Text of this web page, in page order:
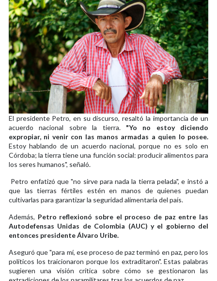
El presidente Petro, en su discurso, resaltó la importancia de un
acuerdo nacional sobre la tierra. "Yo no estoy diciendo
expropiar, ni venir con las manos armadas a quien lo posee.
Estoy hablando de un acuerdo nacional, porque no es solo en
Córdoba; la tierra tiene una función social: producir alimentos para
los seres humanos", señaló.
Petro enfatizó que "no sirve para nada la tierra pelada", e instó a
que las tierras fértiles estén en manos de quienes puedan
cultivarlas para garantizar la seguridad alimentaria del país.
Además, Petro reflexionó sobre el proceso de paz entre las
Autodefensas Unidas de Colombia (AUC) y el gobierno del
entonces presidente Álvaro Uribe.
Aseguró que "para mí, ese proceso de paz terminó en paz, pero los
políticos los traicionaron porque los extraditaron". Estas palabras
sugieren una visión crítica sobre cómo se gestionaron las